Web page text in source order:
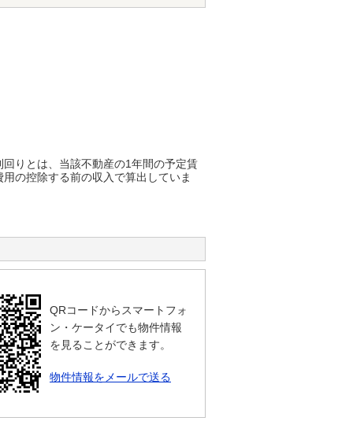
りとは、当該不動産の1年間の予定賃
の控除する前の収入で算出していま
QRコードからスマートフォ
ン・ケータイでも物件情報
を見ることができます。
物件情報をメールで送る